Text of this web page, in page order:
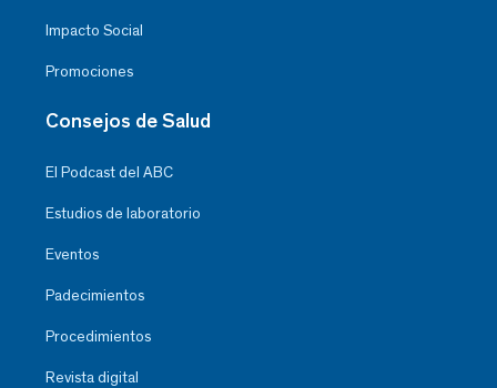
Impacto Social
Promociones
Consejos de Salud
El Podcast del ABC
Estudios de laboratorio
Eventos
Padecimientos
Procedimientos
Revista digital